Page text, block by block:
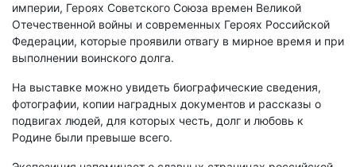
империи, Героях Советского Союза времен Великой
Отечественной войны и современных Героях Российской
Федерации, которые проявили отвагу в мирное время и при
выполнении воинского долга.
На выставке можно увидеть биографические сведения,
фотографии, копии наградных документов и рассказы о
подвигах людей, для которых честь, долг и любовь к
Родине были превыше всего.